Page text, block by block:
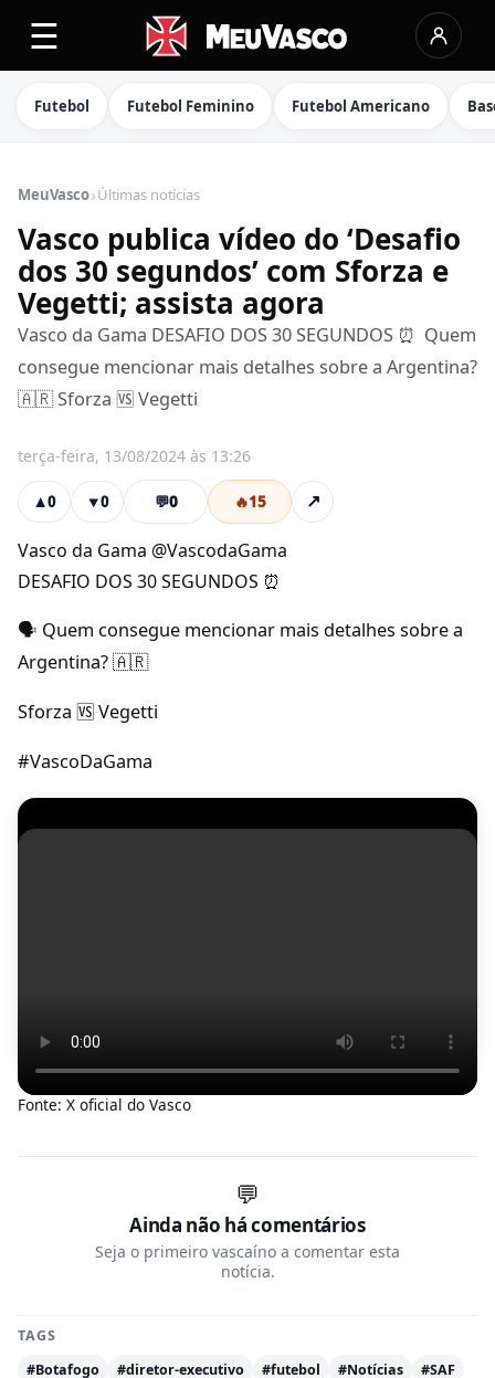
☰
Futebol Futebol Feminino Futebol Americano
MeuVasco›Últimas notícias
Vasco publica vídeo do ‘Desafio
dos 30 segundos’ com Sforza e
Vegetti; assista agora
Vasco da Gama DESAFIO DOS 30 SEGUNDOS ⏰ ️ Quem
consegue mencionar mais detalhes sobre a Argentina?
🇦🇷 Sforza 🆚 Vegetti
terça-feira, 13/08/2024 às 13:26
▲0 ▼0 💬0 🔥15 ↗
Vasco da Gama @VascodaGama
DESAFIO DOS 30 SEGUNDOS ⏰
🗣️ Quem consegue mencionar mais detalhes sobre a
Argentina? 🇦🇷
Sforza 🆚 Vegetti
#VascoDaGama
Fonte: X oficial do Vasco
💬
Ainda não há comentários
Seja o primeiro vascaíno a comentar esta
notícia.
TAGS
#Botafogo
#diretor-executivo #futebol #Notícias
#SAF